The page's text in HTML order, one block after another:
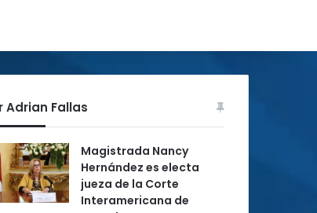
Adrian Fallas
Magistrada Nancy
Hernández es electa
jueza de la Corte
Interamericana de